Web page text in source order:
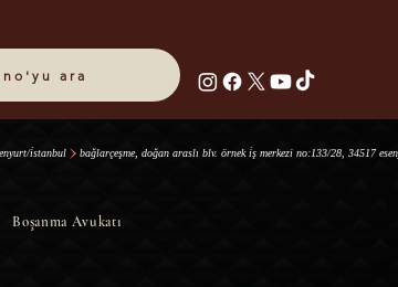
no'yu ara
Boşanma Avukatı